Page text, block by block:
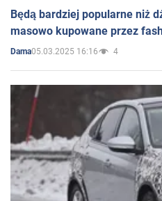
Będą bardziej popularne niż
masowo kupowane przez
Dama05.03.2025 16:16 4